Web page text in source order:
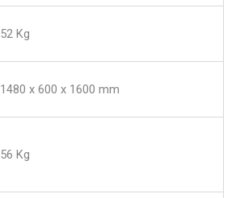
52 Kg
1480 x 600 x 1600 mm
56 Kg